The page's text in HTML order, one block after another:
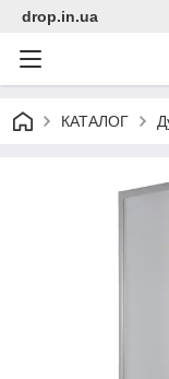
drop.in.ua
КАТАЛОГ